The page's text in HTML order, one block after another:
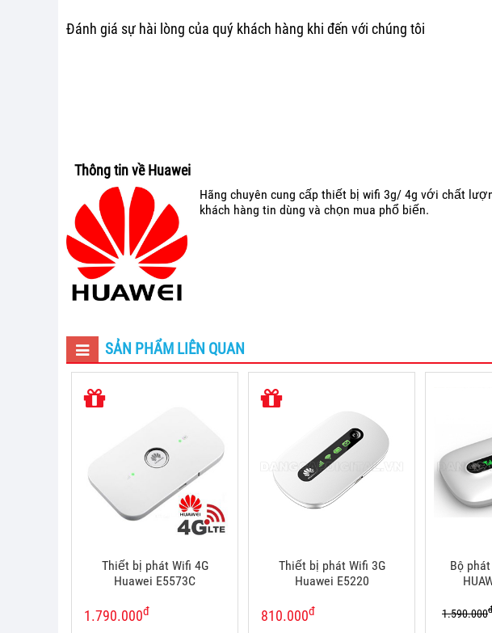
Đánh giá sự hài lòng của quý khách hàng khi đến với chúng tôi
Thông tin về Huawei
Hãng chuyên cung cấp thiết bị wifi 3g/ 4g với chất
khách hàng tin dùng và chọn mua phổ biến.
SẢN PHẨM LIÊN QUAN
Thiết bị phát Wifi 4G
Huawei E5573C
1.790.000đ
Thiết bị phát Wifi 3G
Huawei E5220
810.000đ
Bộ
1.590.000đ